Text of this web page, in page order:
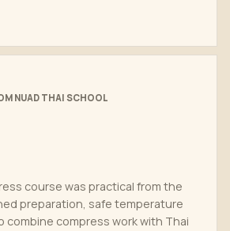
NUAD THAI SCHOOL
course was practical from the
preparation, safe temperature
combine compress work with Thai